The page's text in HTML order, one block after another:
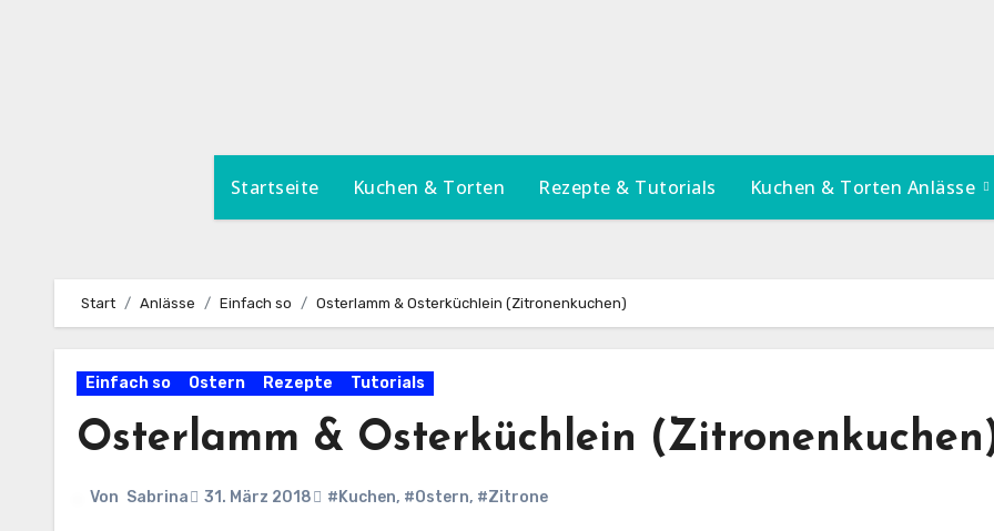
Startseite Kuchen & Torten Rezepte & Tutorials Kuchen & Torten Anlässe
Start Anlässe Einfach so Osterlamm & Osterküchlein (Zitronenkuchen)
Einfach so Ostern Rezepte Tutorials
Osterlamm & Osterküchlein
Von Sabrina 31. März 2018 #Kuchen, #Ostern, #Zitrone